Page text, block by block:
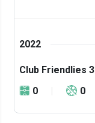
2022
Club Friendlies 3
0
0